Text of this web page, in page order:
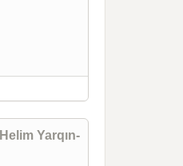
Yarqın-